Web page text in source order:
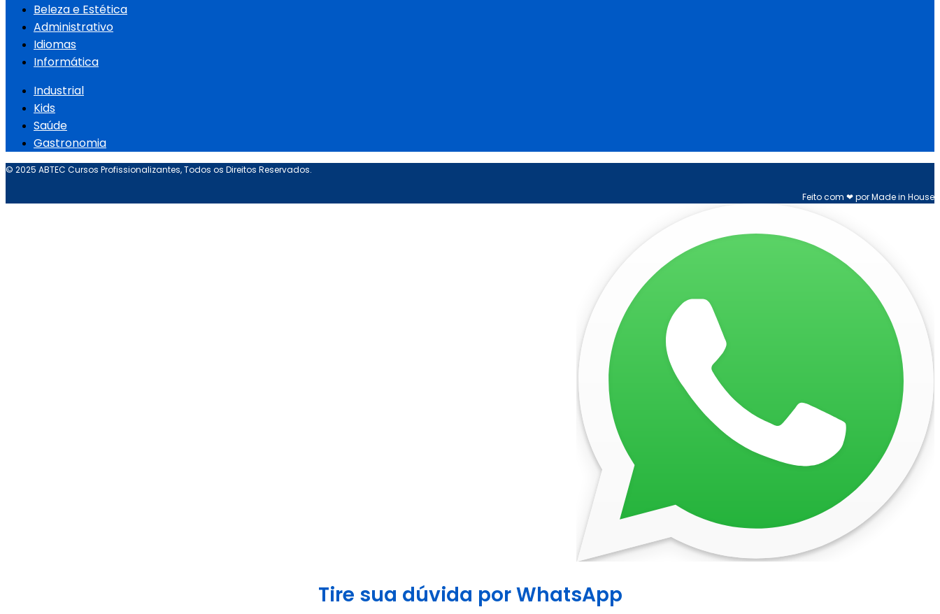
Beleza e Estética
Administrativo
Idiomas
Informática
Industrial
Kids
Saúde
Gastronomia
© 2025 ABTEC Cursos Profissionalizantes, Todos os Direitos Reservados.
Feito com ❤ por Made in House
Tire sua dúvida por WhatsApp